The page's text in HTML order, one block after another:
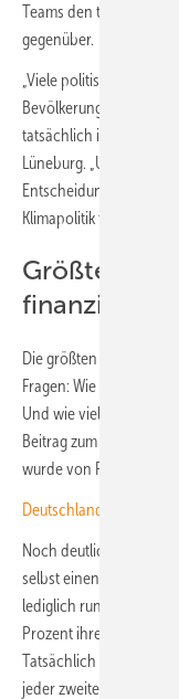
Teams den
gegenüber.
„Viele politische
Bevölkerung deutlich
tatsächlich ist“, sagt
Lüneburg. „Unsere
Entscheidungsträger
Klimapolitik teilweise
Größter
finanziell
Die größten
Fragen: Wie stark
Und wie viele
Beitrag zum
wurde von Politikern
Deutschlands
Noch deutlicher fiel die
selbst einen finanziellen
lediglich rund 18
Prozent ihres
Tatsächlich lag dieser
jeder zweite Deutsche